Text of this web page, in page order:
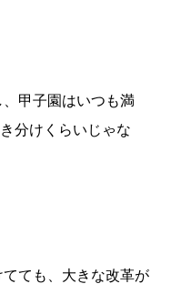
、甲子園はいつも満
分けくらいじゃな
ても、大きな改革が